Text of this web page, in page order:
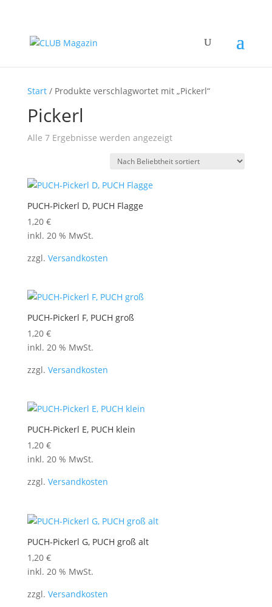
Start/ Produkte verschlagwortet mit „Pickerl“
Pickerl
Alle 7 Ergebnisse werden angezeigtNach
sortiert
PUCH-Pickerl D, PUCH Flagge
1,20 €
inkl. 20 % MwSt.
zzgl. Versandkosten
PUCH-Pickerl F, PUCH groß
1,20 €
inkl. 20 % MwSt.
zzgl. Versandkosten
PUCH-Pickerl E, PUCH klein
1,20 €
inkl. 20 % MwSt.
zzgl. Versandkosten
PUCH-Pickerl G, PUCH groß alt
1,20 €
inkl. 20 % MwSt.
zzgl. Versandkosten